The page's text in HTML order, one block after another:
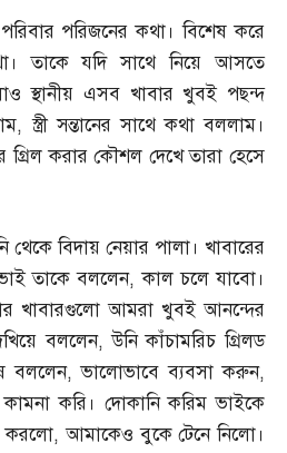
পরিজনের কথা। বিশেষ করে
তাকে যদি সাথে নিয়ে আসতে
স্থানীয় এসব খাবার খুবই পছন্দ
,স্ত্রী সন্তানের সাথে কথা বললাম।
গ্রিল করার কৌশল দেখে তারা হেসে
থেকে বিদায় নেয়ার পালা। খাবারের
তাকে বললেন,কাল চলে যাবো।
খাবারগুলো আমরা খুবই আনন্দের
বললেন,উনি কাঁচামরিচ গ্রিলড
বললেন,ভালোভাবে ব্যবসা করুন,
করি। দোকানি করিম ভাইকে
করলো,আমাকেও বুকে টেনে নিলো।